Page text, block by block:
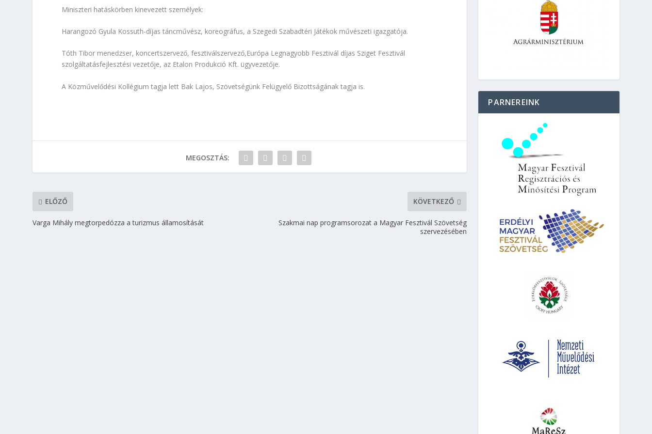
Miniszteri hatáskörben kinevezett személyek:
Harangozó Gyula Kossuth-díjas táncművész, koreográfus, a Szegedi Szabadtéri Játékok művészeti igazgatója.
Tóth Tibor menedzser, koncertszervező, fesztiválszervező,Európa Legnagyobb Fesztivál díjas Sziget Fesztivál
szolgáltatásfejlesztési vezetője, az Etalon Produkció Kft. ügyvezetője.
A Közművelődési Kollégium tagja lett Bak Lajos, Szövetségünk Felügyelő Bizottságának tagja is.
MEGOSZTÁS:
ELŐZŐ
Varga Mihály megtorpedózza a turizmus államosítását
KÖVETKEZŐ
Szakmai nap programsorozat a Magyar Fesztivál Szövetség
szervezésében
PARNEREINK